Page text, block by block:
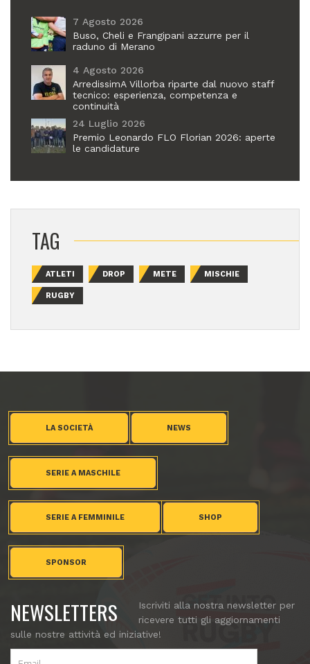
7 Agosto 2026
Buso, Cheli e Frangipani azzurre per il
raduno di Merano
4 Agosto 2026
ArredissimA Villorba riparte dal nuovo staff
tecnico: esperienza, competenza e
continuità
24 Luglio 2026
Premio Leonardo FLO Florian 2026: aperte
le candidature
TAG
ATLETI DROP METE MISCHIE
RUGBY
LA SOCIETÀ NEWS
SERIE A MASCHILE
SERIE A FEMMINILE SHOP
SPONSOR
NEWSLETTERS
Iscriviti alla nostra newsletter per
ricevere tutti gli aggiornamenti
sulle nostre attività ed iniziative!